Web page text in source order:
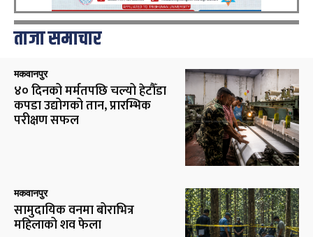
ताजा समाचार
मकवानपुर
४० दिनको मर्मतपछि चल्यो हेटौँडा
कपडा उद्योगको तान, प्रारम्भिक
परीक्षण सफल
मकवानपुर
सामुदायिक वनमा बोराभित्र
महिलाको शव फेला